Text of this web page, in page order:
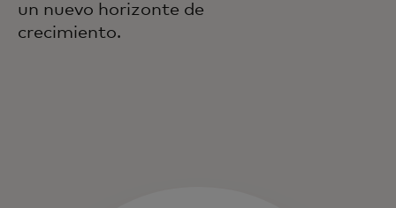
un nuevo horizonte de
crecimiento.